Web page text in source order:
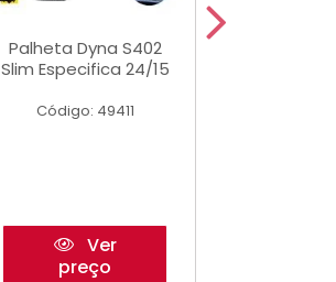
Palheta Dyna S402
Slim Especifica 24/15
Código: 49411
Ver
preço